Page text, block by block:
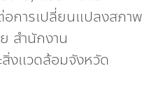
การเปลี่ยนแปลงสภาพ
สำนักงาน
งแวดล้อมจังหวัด